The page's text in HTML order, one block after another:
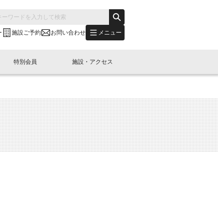
施設ご予約 お問い合わせ メニュー
別会員開催
展・参加
"LINK-BioBAY TOKYO"？
(News Letter)
コラム
ュース・事業紹介
ベント
LINK-J WEST
容
本橋エリアについて
特別会員
し込み
施設・アクセス
予約